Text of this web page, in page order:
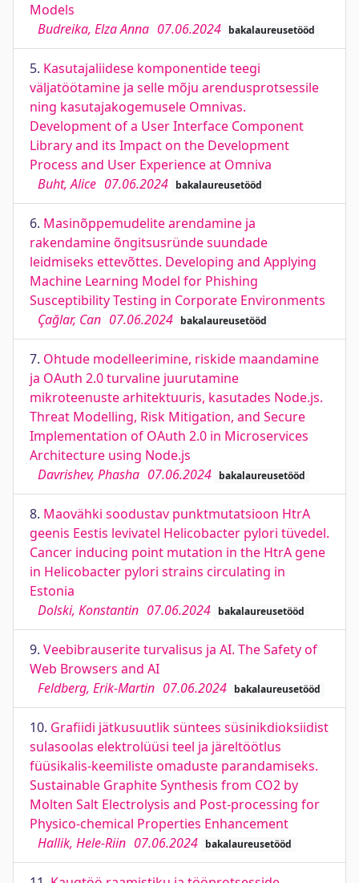
Models
Budreika, Elza Anna 07.06.2024 bakalaureusetööd
5. Kasutajaliidese komponentide teegi
väljatöötamine ja selle mõju arendusprotsessile
ning kasutajakogemusele Omnivas.
Development of a User Interface Component
Library and its Impact on the Development
Process and User Experience at Omniva
Buht, Alice 07.06.2024 bakalaureusetööd
6. Masinõppemudelite arendamine ja
rakendamine õngitsusründe suundade
leidmiseks ettevõttes. Developing and Applying
Machine Learning Model for Phishing
Susceptibility Testing in Corporate Environments
Çağlar, Can 07.06.2024 bakalaureusetööd
7. Ohtude modelleerimine, riskide maandamine
ja OAuth 2.0 turvaline juurutamine
mikroteenuste arhitektuuris, kasutades Node.js.
Threat Modelling, Risk Mitigation, and Secure
Implementation of OAuth 2.0 in Microservices
Architecture using Node.js
Davrishev, Phasha 07.06.2024 bakalaureusetööd
8. Maovähki soodustav punktmutatsioon HtrA
geenis Eestis levivatel Helicobacter pylori tüvedel.
Cancer inducing point mutation in the HtrA gene
in Helicobacter pylori strains circulating in
Estonia
Dolski, Konstantin 07.06.2024 bakalaureusetööd
9. Veebibrauserite turvalisus ja AI. The Safety of
Web Browsers and AI
Feldberg, Erik-Martin 07.06.2024 bakalaureusetööd
10. Grafiidi jätkusuutlik süntees süsinikdioksiidist
sulasoolas elektrolüüsi teel ja järeltöötlus
füüsikalis-keemiliste omaduste parandamiseks.
Sustainable Graphite Synthesis from CO2 by
Molten Salt Electrolysis and Post-processing for
Physico-chemical Properties Enhancement
Hallik, Hele-Riin 07.06.2024 bakalaureusetööd